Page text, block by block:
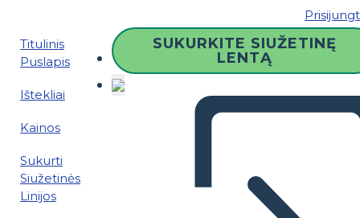
Titulinis
Puslapis
Ištekliai
Kainos
Sukurti
Siužetinės
Linijos
SUKURKITE SIUŽETINĘ
LENTĄ